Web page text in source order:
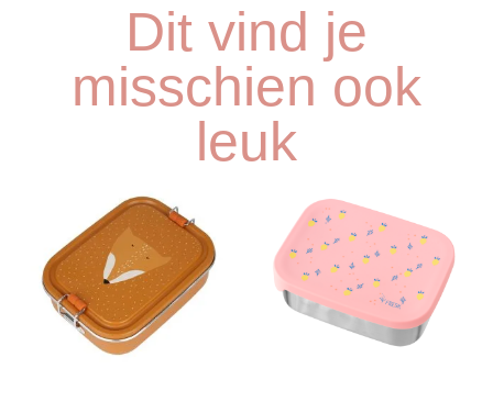
Dit vind je
misschien ook
leuk